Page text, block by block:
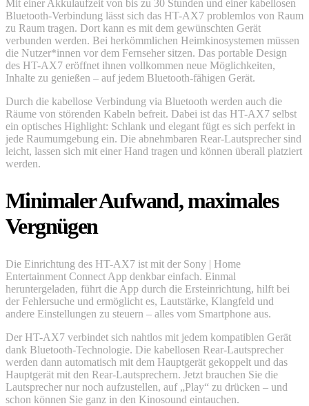
Mit einer Akkulaufzeit von bis zu 30 Stunden und einer kabellosen
Bluetooth-Verbindung lässt sich das HT-AX7 problemlos von Raum
zu Raum tragen. Dort kann es mit dem gewünschten Gerät
verbunden werden. Bei herkömmlichen Heimkinosystemen müssen
die Nutzer*innen vor dem Fernseher sitzen. Das portable Design
des HT-AX7 eröffnet ihnen vollkommen neue Möglichkeiten,
Inhalte zu genießen – auf jedem Bluetooth-fähigen Gerät.
Durch die kabellose Verbindung via Bluetooth werden auch die
Räume von störenden Kabeln befreit. Dabei ist das HT-AX7 selbst
ein optisches Highlight: Schlank und elegant fügt es sich perfekt in
jede Raumumgebung ein. Die abnehmbaren Rear-Lautsprecher sind
leicht, lassen sich mit einer Hand tragen und können überall platziert
werden.
Minimaler Aufwand, maximales
Vergnügen
Die Einrichtung des HT-AX7 ist mit der Sony | Home
Entertainment Connect App denkbar einfach. Einmal
heruntergeladen, führt die App durch die Ersteinrichtung, hilft bei
der Fehlersuche und ermöglicht es, Lautstärke, Klangfeld und
andere Einstellungen zu steuern – alles vom Smartphone aus.
Der HT-AX7 verbindet sich nahtlos mit jedem kompatiblen Gerät
dank Bluetooth-Technologie. Die kabellosen Rear-Lautsprecher
werden dann automatisch mit dem Hauptgerät gekoppelt und das
Hauptgerät mit den Rear-Lautsprechern. Jetzt brauchen Sie die
Lautsprecher nur noch aufzustellen, auf „Play“ zu drücken – und
schon können Sie ganz in den Kinosound eintauchen.